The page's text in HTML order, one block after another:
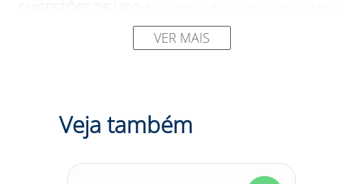
11mm x 100m 3M Altiseg: - Indicada para atividades em
altura, como escalada, rapel, resgate e trabalhos em
altura. - Pode ser utilizada em sistemas de proteção
INFORMAÇÕES ADICIONAIS:
Laranja - Marca:3M DO BRASIL LTDA
VER MAIS
Veja também